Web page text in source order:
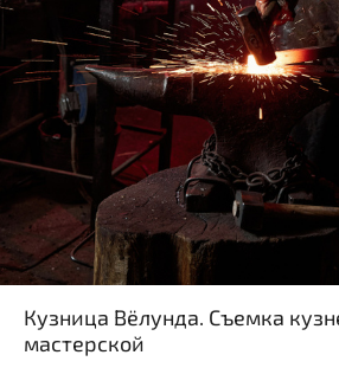
Кузница Вёлунда. Съемка
мастерской